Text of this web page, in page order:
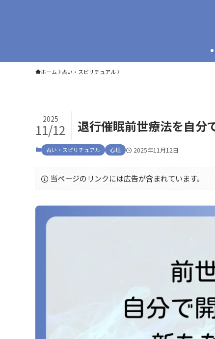
ホーム 占い・スピリチュアル
退行催眠前世療法を自分
2025
11/12
占い・スピリチュアル 心理 2025年11月12日
当ページのリンクには広告が含まれています。